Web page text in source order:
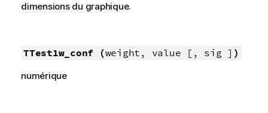
dimensions du graphique.
TTest1w_conf (weight, value [, sig ] )
numérique